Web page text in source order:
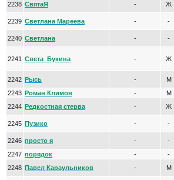
2238 СвятаЯ - Ж
2239 Светлана Мареева - -
2240 Светлана - -
2241 Света_Букина - Ж
2242 Рысь - М
2243 Роман Климов - М
2244 Редкостная стерва - Ж
2245 Пузико - -
2246 просто я - -
2247 порядок - -
2248 Павел Караульников - М